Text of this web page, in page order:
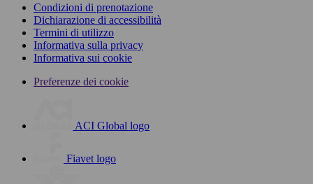
Condizioni di prenotazione
Dichiarazione di accessibilità
Termini di utilizzo
Informativa sulla privacy
Informativa sui cookie
Preferenze dei cookie
ACI Global logo
Fiavet logo